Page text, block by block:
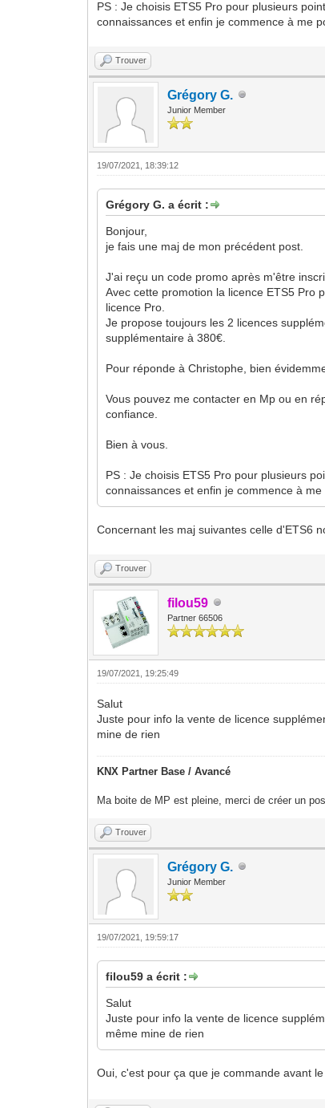
PS : Je choisis ETS5 Pro pour plusieurs
connaissances et enfin je commence à me
Trouver
Grégory G.
Junior Member
19/07/2021, 18:39:12
Grégory G. a écrit :
Bonjour,
je fais une maj de mon précédent post.
J'ai reçu un code promo après m'être
Avec cette promotion la licence ETS5 Pro
licence Pro.
Je propose toujours les 2 licences
supplémentaire à 380€.
Pour réponde à Christophe, bien
Vous pouvez me contacter en Mp ou en
confiance.
Bien à vous.
PS : Je choisis ETS5 Pro pour plusieurs
connaissances et enfin je commence à
Concernant les maj suivantes celle d'ETS6
Trouver
filou59
Partner 66506
19/07/2021, 19:25:49
Salut
Juste pour info la vente de licence
mine de rien
KNX Partner Base / Avancé
Ma boite de MP est pleine, merci de créer un
Trouver
Grégory G.
Junior Member
19/07/2021, 19:59:17
filou59 a écrit :
Salut
Juste pour info la vente de licence
même mine de rien
Oui, c'est pour ça que je commande avant